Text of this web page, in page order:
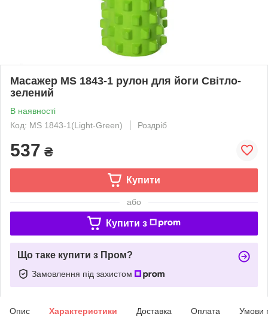
Масажер MS 1843-1 рулон для йоги Світло-
зелений
В наявності
Код: MS 1843-1(Light-Green)
Роздріб
537 ₴
Купити
або
Купити з
Що таке купити з Пром?
Замовлення під захистом
Опис Характеристики Доставка Оплата Умови